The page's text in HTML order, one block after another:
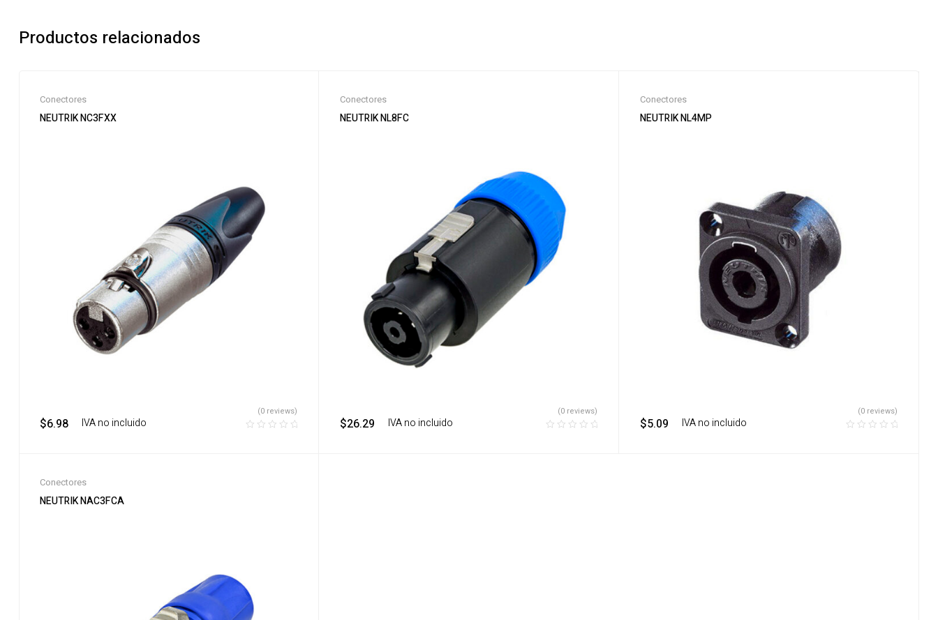
Productos relacionados
Conectores
NEUTRIK NC3FXX
$6.98 ‎ ‎ ‎ IVA no incluido
(0 reviews)
Conectores
NEUTRIK NL8FC
$26.29 ‎ ‎ ‎ IVA no incluido
(0 reviews)
Conectores
NEUTRIK NL4MP
$5.09 ‎ ‎ ‎ IVA no incluido
(0 reviews)
Conectores
NEUTRIK NAC3FCA